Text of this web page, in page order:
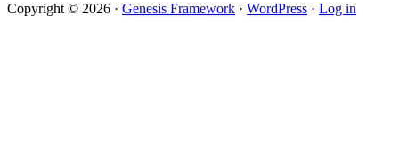
Copyright © 2026 · Genesis Framework · WordPress · Log in